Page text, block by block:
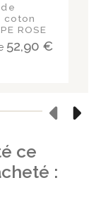
coton
ROSE
52,90 €
ce
: